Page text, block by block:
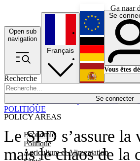
Ga naar
Open sub
navigation
Recherche
Se connecter
POLICY AREAS
Economie
Politique
Agriculture et Alimentation
Économie
Français
English
Deutsch
Español
Se
Vous êtes
Le SPD s’assure la
mais le chaos de la
POLITIQUE